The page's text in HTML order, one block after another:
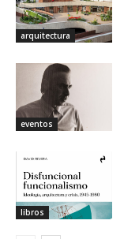
arquitectura
eventos
libros